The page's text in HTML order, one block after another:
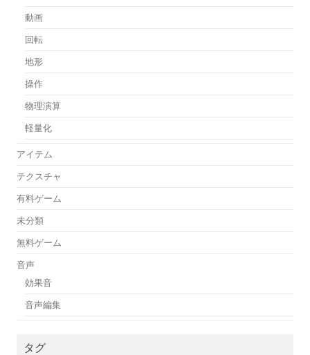
動画
回転
地形
操作
物理演算
軽量化
アイテム
テクスチャ
有料ゲーム
未分類
無料ゲーム
音声
効果音
音声編集
タグ